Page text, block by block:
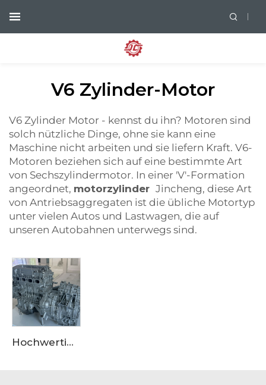
V6 Zylinder-Motor
V6 Zylinder Motor - kennst du ihn? Motoren sind
solch nützliche Dinge, ohne sie kann eine
Maschine nicht arbeiten und sie liefern Kraft. V6-
Motoren beziehen sich auf eine bestimmte Art
von Sechszylindermotor. In einer 'V'-Formation
angeordnet, motorzylinder Jincheng, diese Art
von Antriebsaggregaten ist die übliche Motortyp
unter vielen Autos und Lastwagen, die auf
unseren Autobahnen unterwegs sind.
Hochwertige Motoraufbauverkleidung aus Aluminiumlegierung für OEM-Güte, geeignet für den Einkauf bei großen Lieferanten